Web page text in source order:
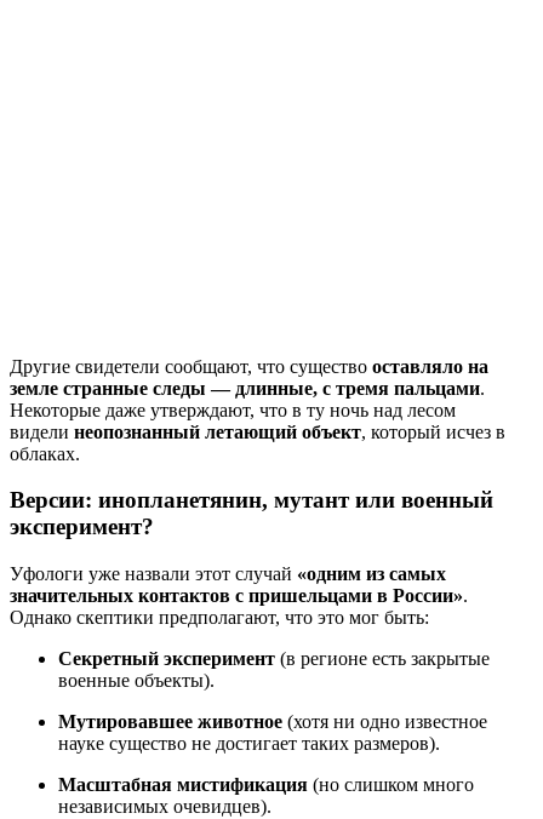
Другие свидетели сообщают, что существо оставляло на
земле странные следы — длинные, с тремя пальцами.
Некоторые даже утверждают, что в ту ночь над лесом
видели неопознанный летающий объект, который исчез в
облаках.
Версии: инопланетянин, мутант или военный
эксперимент?
Уфологи уже назвали этот случай «одним из самых
значительных контактов с пришельцами в России».
Однако скептики предполагают, что это мог быть:
Секретный эксперимент (в регионе есть закрытые
военные объекты).
Мутировавшее животное (хотя ни одно известное
науке существо не достигает таких размеров).
Масштабная мистификация (но слишком много
независимых очевидцев).